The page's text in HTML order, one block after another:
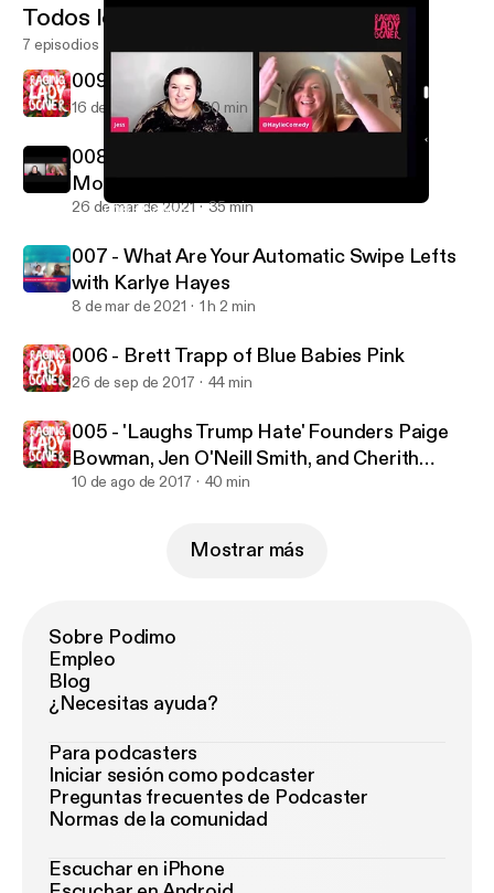
008 - How to Love Being Fat with Haylie Montgomery
Todos los episodios
7 episodios
009 - Valuing Your Self with Emily Swan
16 de abr de 2021 30 min
008 - How to Love Being Fat with Haylie
Montgomery
26 de mar de 2021 35 min
007 - What Are Your Automatic Swipe Lefts
with Karlye Hayes
8 de mar de 2021 1 h 2 min
006 - Brett Trapp of Blue Babies Pink
26 de sep de 2017 44 min
005 - 'Laughs Trump Hate' Founders Paige
Bowman, Jen O'Neill Smith, and Cherith
Fuller
10 de ago de 2017 40 min
Mostrar más
Sobre Podimo
Empleo
Blog
¿Necesitas ayuda?
Para podcasters
Iniciar sesión como podcaster
Preguntas frecuentes de Podcaster
Normas de la comunidad
Escuchar en iPhone